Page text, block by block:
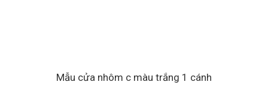
Mẫu cửa nhôm c màu trắng 1 cánh